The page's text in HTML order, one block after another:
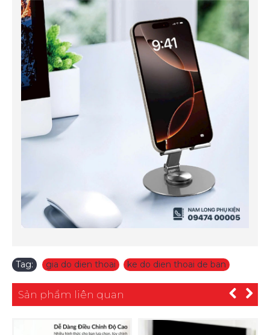
Tag: gia do dien thoai ke do dien thoai de ban
Sản phẩm liên quan